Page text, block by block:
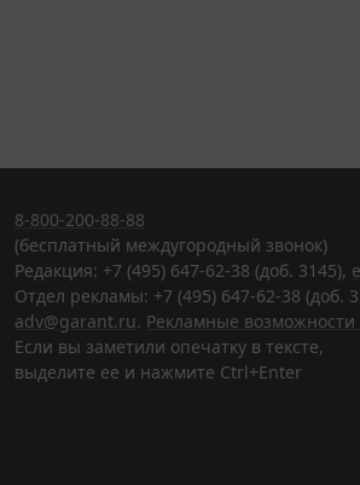
8-800-200-88-88
(бесплатный междугородный звонок)
Редакция: +7 (495) 647-62-38 (доб. 3145),
Отдел рекламы: +7 (495) 647-62-38 (доб.
adv@garant.ru. Рекламные возможности
Если вы заметили опечатку в тексте,
выделите ее и нажмите Ctrl+Enter